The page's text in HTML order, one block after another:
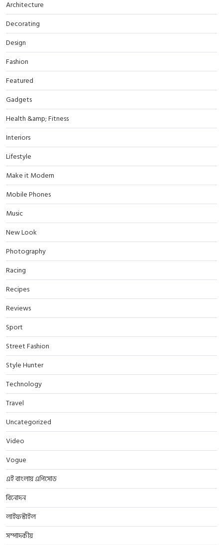
Architecture
Decorating
Design
Fashion
Featured
Gadgets
Health &amp; Fitness
Interiors
Lifestyle
Make it Modern
Mobile Phones
Music
New Look
Photography
Racing
Recipes
Reviews
Sport
Street Fashion
Style Hunter
Technology
Travel
Uncategorized
Video
Vogue
এই বাংলায় এপিসোড
বিনোদন
লাইফস্টাইল
সম্পাদকীয়